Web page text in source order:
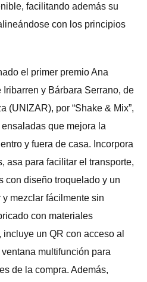
facilitando además su
con los principios
el primer premio Ana
y Bárbara Serrano, de
(UNIZAR), por “Shake & Mix”,
que mejora la
y fuera de casa. Incorpora
asa para facilitar el transporte,
con diseño troquelado y un
mezclar fácilmente sin
con materiales
un QR con acceso al
multifunción para
de la compra. Además,